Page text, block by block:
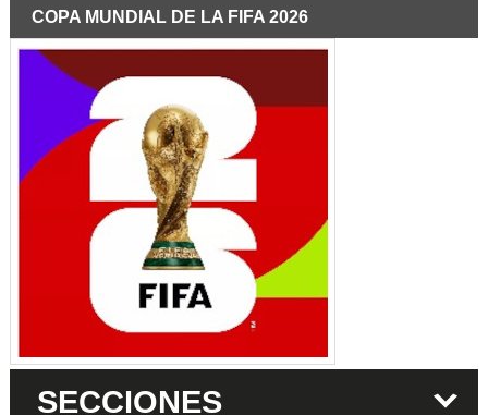
COPA MUNDIAL DE LA FIFA 2026
SECCIONES